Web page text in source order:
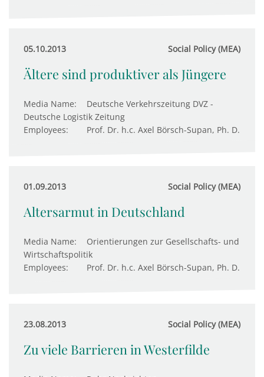
05.10.2013 Social Policy (MEA)
Ältere sind produktiver als Jüngere
Media Name:
Deutsche Verkehrszeitung DVZ -
Deutsche Logistik Zeitung
Employees:
Prof. Dr. h.c. Axel Börsch-Supan, Ph. D.
01.09.2013 Social Policy (MEA)
Altersarmut in Deutschland
Media Name:
Orientierungen zur Gesellschafts- und
Wirtschaftspolitik
Employees:
Prof. Dr. h.c. Axel Börsch-Supan, Ph. D.
23.08.2013 Social Policy (MEA)
Zu viele Barrieren in Westerfilde